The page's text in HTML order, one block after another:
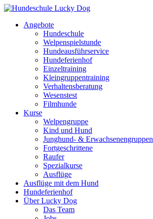
Angebote
Hundeschule
Welpenspielstunde
Hundeausführservice
Hundeferienhof
Einzeltraining
Kleingruppentraining
Verhaltensberatung
Wesenstest
Filmhunde
Kurse
Welpengruppe
Kind und Hund
Junghund- & Erwachsenengruppen
Fortgeschrittene
Raufer
Spezialkurse
Ausflüge
Ausflüge mit dem Hund
Hundeferienhof
Über Lucky Dog
Das Team